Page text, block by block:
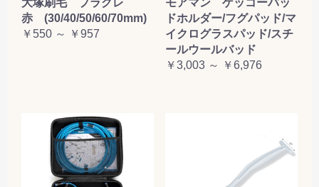
大塚刷毛 プラグレ
赤 (30/40/50/60/70mm)
￥550 ～ ￥957
モアマン ゲッコーパッ
ドホルダー/フグパッド/マ
イクログラスパッド/スチ
ールウールバッド
￥3,003 ～ ￥6,976